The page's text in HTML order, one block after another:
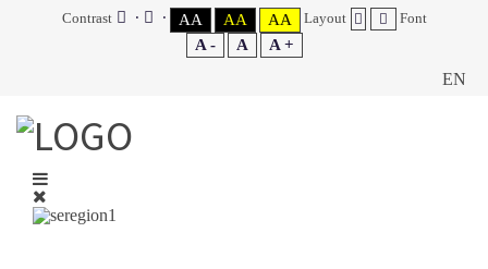
Contrast AA AA AA Layout Font
A - A A +
EN